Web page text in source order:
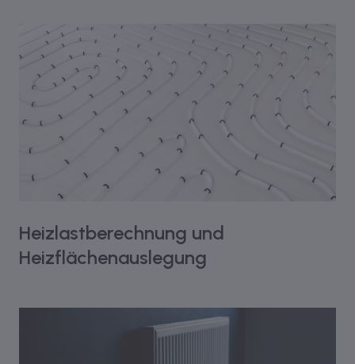
Heizlastberechnung und
Heizflächenauslegung